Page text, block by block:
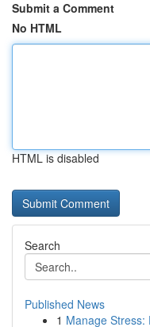
Submit a Comment
No HTML
HTML is disabled
Search
Published News
1 Manage Stress: